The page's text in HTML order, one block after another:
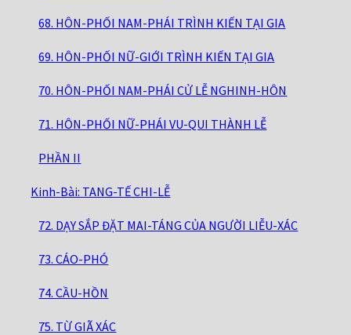
68. HÔN-PHỐI NAM-PHÁI TRÌNH KIẾN TẠI GIA
69. HÔN-PHỐI NỮ-GIỚI TRÌNH KIẾN TẠI GIA
70. HÔN-PHỐI NAM-PHÁI CỬ LỄ NGHINH-HÔN
71. HÔN-PHỐI NỮ-PHÁI VU-QUI THÀNH LỄ
PHẦN II
Kinh-Bài: TANG-TẾ CHI-LỄ
72. DẠY SẮP ĐẶT MAI-TÁNG CỦA NGƯỜI LIỄU-XÁC
73. CÁO-PHÓ
74. CẦU-HỒN
75. TỪ GIÃ XÁC